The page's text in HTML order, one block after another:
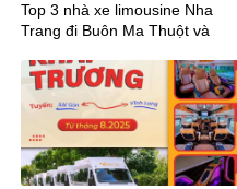
Top 3 nhà xe limousine Nha
Trang đi Buôn Ma Thuột và